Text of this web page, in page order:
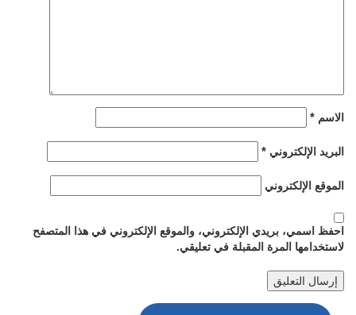
الاسم *
البريد الإلكتروني *
الموقع الإلكتروني
احفظ اسمي، بريدي الإلكتروني، والموقع الإلكتروني في هذا المتصفح
لاستخدامها المرة المقبلة في تعليقي.